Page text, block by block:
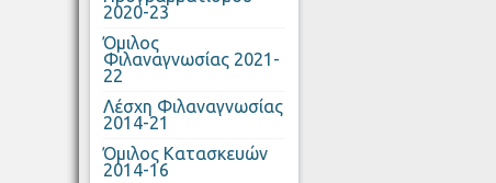
2020-23
Όμιλος
Φιλαναγνωσίας 2021-
22
Λέσχη Φιλαναγνωσίας
2014-21
Όμιλος Κατασκευών
2014-16